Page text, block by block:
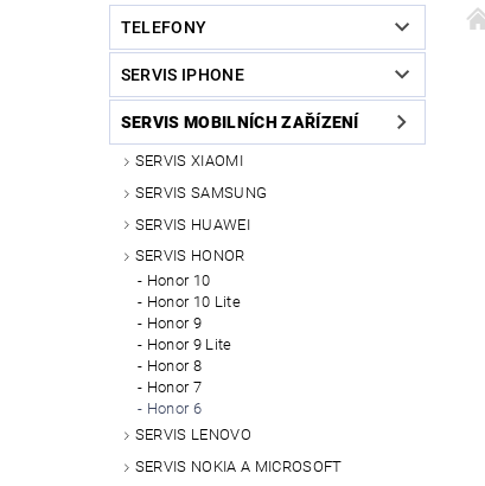
CHYTRÉ HODINKY POWER BANK
KDO JSME
TELEFONY
SERVIS IPHONE
SERVIS MOBILNÍCH ZAŘÍZENÍ
SERVIS XIAOMI
SERVIS SAMSUNG
SERVIS HUAWEI
SERVIS HONOR
Honor 10
Honor 10 Lite
Honor 9
Honor 9 Lite
Honor 8
Honor 7
Honor 6
SERVIS LENOVO
SERVIS NOKIA A MICROSOFT